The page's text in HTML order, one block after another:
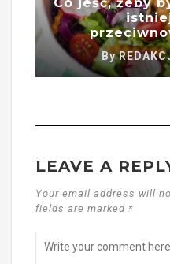
By
LEAVE A
Your email address will
fields are marked *